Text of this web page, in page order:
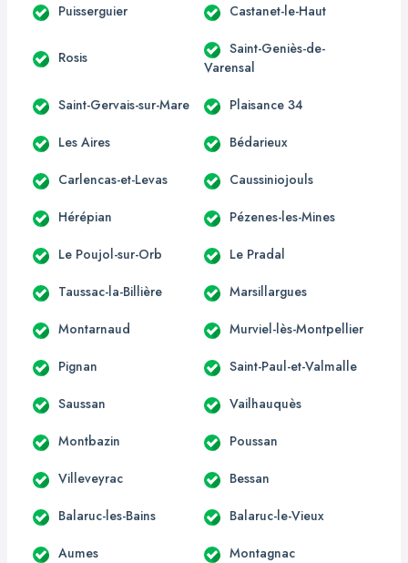
Puisserguier Castanet-le-Haut
Rosis
Saint-Geniès-de-
Varensal
Saint-Gervais-sur-Mare Plaisance 34
Les Aires Bédarieux
Carlencas-et-Levas Caussiniojouls
Hérépian Pézenes-les-Mines
Le Poujol-sur-Orb Le Pradal
Taussac-la-Billière Marsillargues
Montarnaud Murviel-lès-Montpellier
Pignan Saint-Paul-et-Valmalle
Saussan Vailhauquès
Montbazin Poussan
Villeveyrac Bessan
Balaruc-les-Bains Balaruc-le-Vieux
Aumes Montagnac